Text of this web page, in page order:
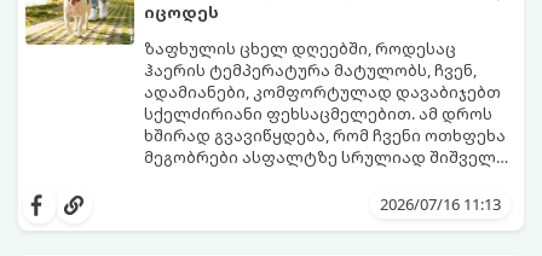
ძაღლი ან კატა ხანგრძლივი
ავტომოგზაურობისთვის.
იცოდეს
ზაფხულის ცხელ დღეებში, როდესაც
ჰაერის ტემპერატურა მატულობს, ჩვენ,
ადამიანები, კომფორტულად დავაბიჯებთ
სქელძირიანი ფეხსაცმელებით. ამ დროს
ხშირად გვავიწყდება, რომ ჩვენი ოთხფეხა
მეგობრები ასფალტზე სრულიად შიშველი
პირდაპირი სხივების ქვეშ ასფალტი და
2026/07/16 11:13